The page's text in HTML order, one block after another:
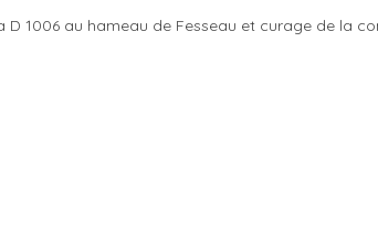
D 1006 au hameau de Fesseau et curage de la